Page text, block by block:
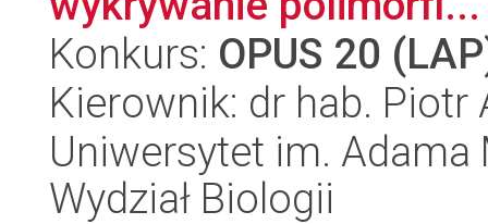
Konkurs: OPUS 20
Kierownik: dr hab. Piotr
Uniwersytet im.
Wydział Biologii